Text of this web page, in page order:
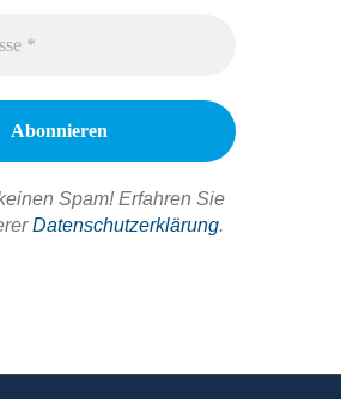
Spam! Erfahren Sie
Datenschutzerklärung.